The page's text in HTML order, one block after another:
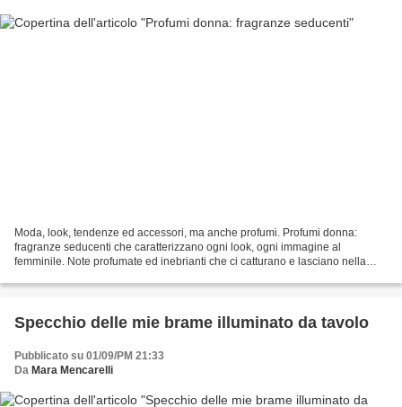
Moda, look, tendenze ed accessori, ma anche profumi. Profumi donna:
fragranze seducenti che caratterizzano ogni look, ogni immagine al
femminile. Note profumate ed inebrianti che ci catturano e lasciano nella
Specchio delle mie brame illuminato da tavolo
Pubblicato su 01/09/PM 21:33
Da Mara Mencarelli